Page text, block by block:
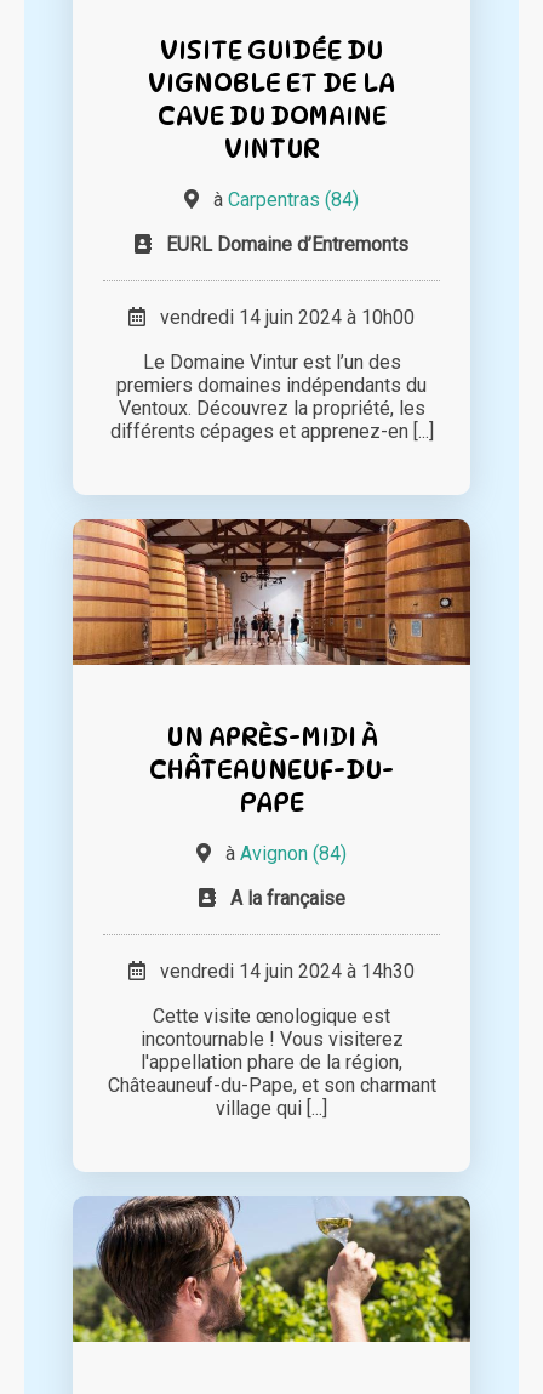
VISITE GUIDÉE DU
VIGNOBLE ET DE LA
CAVE DU DOMAINE
VINTUR
à Carpentras (84)
EURL Domaine d’Entremonts
vendredi 14 juin 2024 à 10h00
Le Domaine Vintur est l’un des
premiers domaines indépendants du
Ventoux. Découvrez la propriété, les
différents cépages et apprenez-en [...]
UN APRÈS-MIDI À
CHÂTEAUNEUF-DU-
PAPE
à Avignon (84)
A la française
vendredi 14 juin 2024 à 14h30
Cette visite œnologique est
incontournable ! Vous visiterez
l'appellation phare de la région,
Châteauneuf-du-Pape, et son charmant
village qui [...]